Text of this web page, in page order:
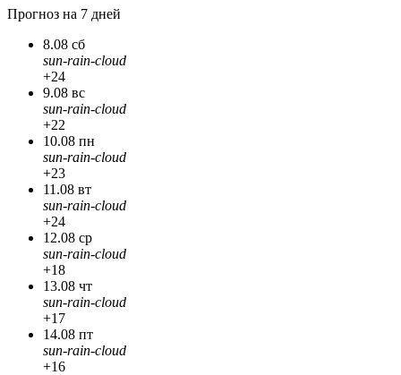
Прогноз на 7 дней
8.08 сб
sun-rain-cloud
+24
9.08 вс
sun-rain-cloud
+22
10.08 пн
sun-rain-cloud
+23
11.08 вт
sun-rain-cloud
+24
12.08 ср
sun-rain-cloud
+18
13.08 чт
sun-rain-cloud
+17
14.08 пт
sun-rain-cloud
+16